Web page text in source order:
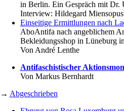
in Berlin. Ein Gespräch mit Dr.
Interview: Hildegard
Einseitige Ermittlungen nach
AboAntifa nach angeblichem
Bekleidungsshop in Lüneburg
Von André Lenthe
Antifaschistischer
Von Markus Bernhardt
→ Abgeschrieben